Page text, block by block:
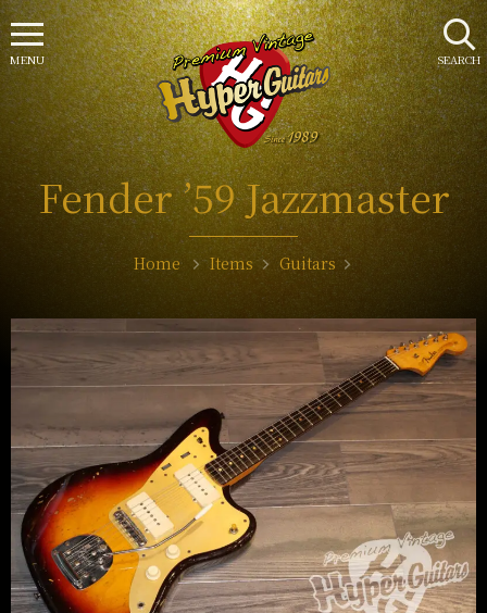
Fender ’59 Jazzmaster
Home Items Guitars
SEARCH
MENU